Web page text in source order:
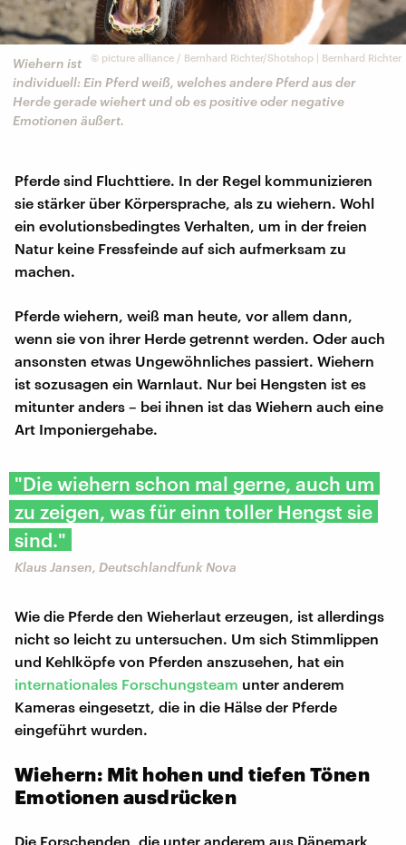
© picture alliance / Bernhard Richter/Shotshop | Bernhard Richter
Wiehern ist
individuell: Ein Pferd weiß, welches andere Pferd aus der
Herde gerade wiehert und ob es positive oder negative
Emotionen äußert.
Pferde sind Fluchttiere. In der Regel kommunizieren
sie stärker über Körpersprache, als zu wiehern. Wohl
ein evolutionsbedingtes Verhalten, um in der freien
Natur keine Fressfeinde auf sich aufmerksam zu
machen.
Pferde wiehern, weiß man heute, vor allem dann,
wenn sie von ihrer Herde getrennt werden. Oder auch
ansonsten etwas Ungewöhnliches passiert. Wiehern
ist sozusagen ein Warnlaut. Nur bei Hengsten ist es
mitunter anders – bei ihnen ist das Wiehern auch eine
Art Imponiergehabe.
"Die wiehern schon mal gerne, auch um
zu zeigen, was für einn toller Hengst sie
sind."
Klaus Jansen, Deutschlandfunk Nova
Wie die Pferde den Wieherlaut erzeugen, ist allerdings
nicht so leicht zu untersuchen. Um sich Stimmlippen
und Kehlköpfe von Pferden anszusehen, hat ein
internationales Forschungsteam unter anderem
Kameras eingesetzt, die in die Hälse der Pferde
eingeführt wurden.
Wiehern: Mit hohen und tiefen Tönen
Emotionen ausdrücken
Die Forschenden, die unter anderem aus Dänemark,